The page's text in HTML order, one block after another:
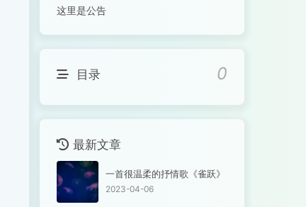
这里是公告
目录 0
最新文章
一首很温柔的抒情歌《雀跃》
2023-04-06